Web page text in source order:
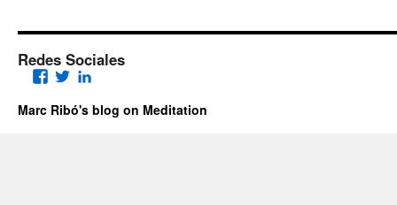
Redes Sociales
Facebook
Twitter
Marc Ribó's blog on Meditation